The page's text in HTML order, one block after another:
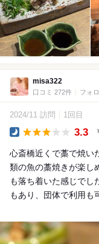
misa322
口コミ 272件 フォ
2024/11 訪問 1回目
3.3
心斎橋近くで藁で焼い
類の魚の藁焼きが楽し
も落ち着いた感じでし
もあり、団体で利用も